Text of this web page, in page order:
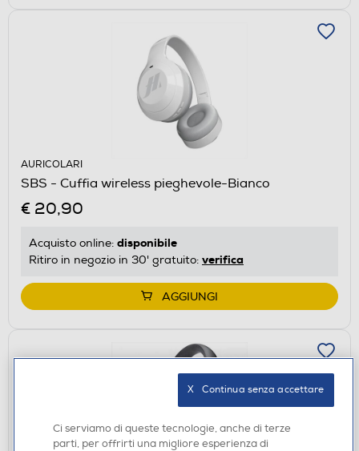
AURICOLARI
SBS - Cuffia wireless pieghevole-Bianco
€ 20,90
Acquisto online: disponibile
Ritiro in negozio in 30' gratuito: verifica
AGGIUNGI
Ci serviamo di queste tecnologie, anche di terze
parti, per offrirti una migliore esperienza di
X   Continua senza accettare